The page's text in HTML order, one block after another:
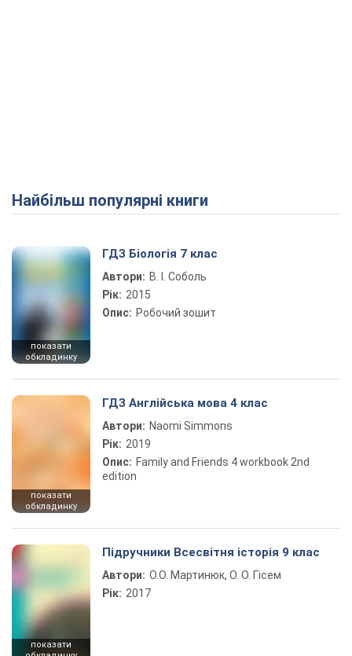
Найбільш популярні книги
показати
обкладинку
ГДЗ Біологія 7 клас
Автори: В. І. Соболь
Рік: 2015
Опис: Робочий зошит
показати
обкладинку
ГДЗ Англійська мова 4 клас
Автори: Naomi Simmons
Рік: 2019
Опис: Family and Friends 4 workbook 2nd
edition
показати
Підручники Всесвітня історія 9 клас
Автори: О.О. Мартинюк, О. О. Гісем
Рік: 2017